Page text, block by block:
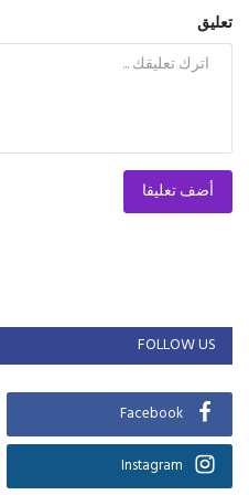
تعليق
أضف تعليقا
FOLLOW US
Facebook
Instagram